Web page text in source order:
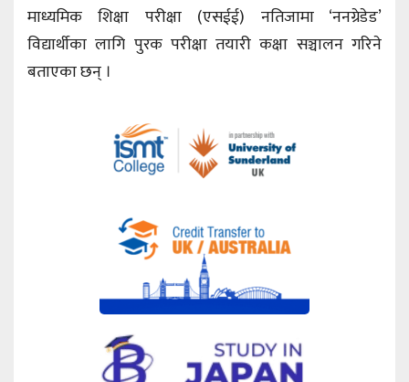
माध्यमिक शिक्षा परीक्षा (एसईई) नतिजामा ‘ननग्रेडेड’
विद्यार्थीका लागि पुरक परीक्षा तयारी कक्षा सञ्चालन गरिने
बताएका छन् ।